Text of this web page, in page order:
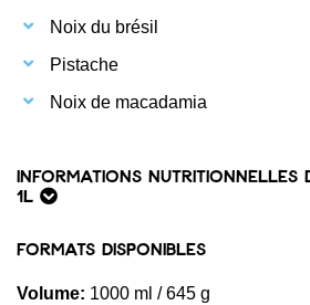
Noix du brésil
Pistache
Noix de macadamia
Informations nutritionnelles
1L
Formats disponibles
Volume: 1000 ml / 645 g